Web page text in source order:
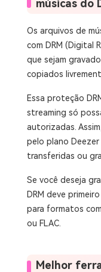
músicas do
Os arquivos de
com DRM (Digital
que sejam
copiados
Essa proteção
streaming só
autorizadas.
pelo plano Deezer
transferidas ou
Se você deseja
DRM deve
para formatos
ou FLAC.
Melhor